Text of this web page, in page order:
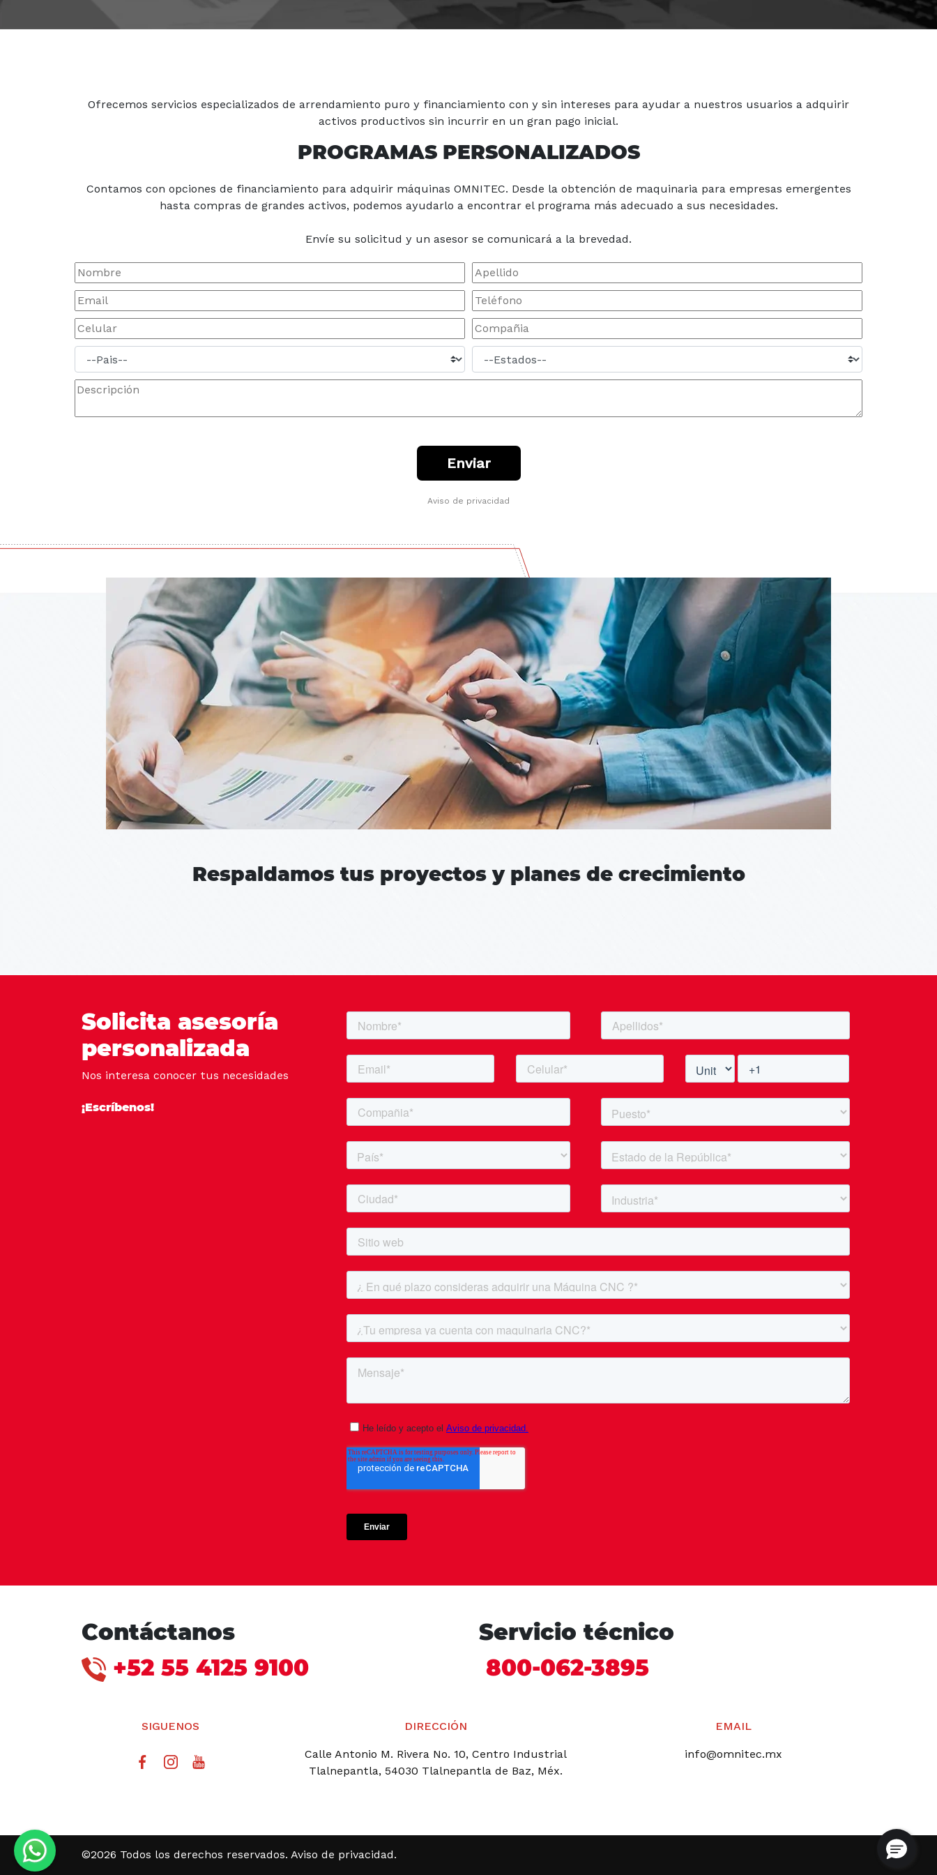
Ofrecemos servicios especializados de arrendamiento puro y financiamiento con y sin intereses para ayudar a nuestros usuarios a adquirir
activos productivos sin incurrir en un gran pago inicial.
PROGRAMAS PERSONALIZADOS
Contamos con opciones de financiamiento para adquirir máquinas OMNITEC. Desde la obtención de maquinaria para empresas emergentes
hasta compras de grandes activos, podemos ayudarlo a encontrar el programa más adecuado a sus necesidades.
Envíe su solicitud y un asesor se comunicará a la brevedad.
Aviso de privacidad
Respaldamos tus proyectos y planes de crecimiento
Solicita asesoría
personalizada
Nos interesa conocer tus necesidades
¡Escríbenos!
Contáctanos
+52 55 4125 9100
Servicio técnico
800-062-3895
SIGUENOS DIRECCIÓN
Calle Antonio M. Rivera No. 10, Centro Industrial
Tlalnepantla, 54030 Tlalnepantla de Baz, Méx.
EMAIL
info@omnitec.mx
©2026 Todos los derechos reservados. Aviso de privacidad.